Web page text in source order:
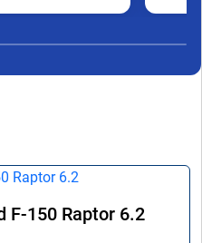
F-150 Raptor 6.2